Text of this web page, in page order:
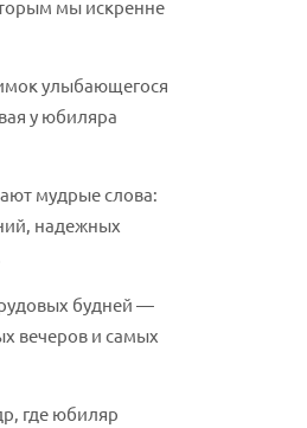
мы искренне
улыбающегося
у юбиляра
мудрые слова:
надежных
будней —
вечеров и самых
где юбиляр